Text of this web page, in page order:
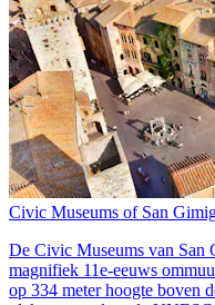
Civic Museums of San
De Civic Museums van San
magnifiek 11e-eeuws
op 334 meter hoogte boven